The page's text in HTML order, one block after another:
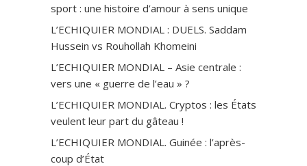
sport : une histoire d’amour à sens unique
L’ECHIQUIER MONDIAL : DUELS. Saddam
Hussein vs Rouhollah Khomeini
L’ECHIQUIER MONDIAL – Asie centrale :
vers une « guerre de l’eau » ?
L’ECHIQUIER MONDIAL. Cryptos : les États
veulent leur part du gâteau !
L’ECHIQUIER MONDIAL. Guinée : l’après-
coup d’État